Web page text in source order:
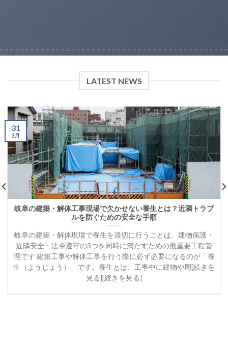
LATEST NEWS
岐阜の建築・解体工事現場で欠かせない養生とは？近隣トラブ
ルを防ぐための安全な手順
岐阜の建築・解体現場で養生を適切に行うことは、建物保護・
近隣安全・法令遵守の3つを同時に満たすための最重要工程管
理です 建築工事や解体工事を行う際に必ず必要になるのが「養
生（ようじょう）」です。養生とは、工事中に建物や周[続きを
見る][続きを見る]
31
3月